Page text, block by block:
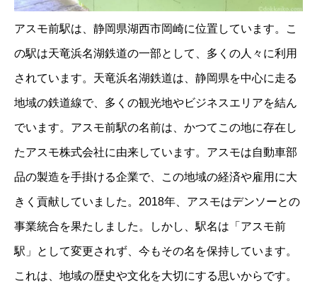
アスモ前駅は、静岡県湖西市岡崎に位置しています。こ
の駅は天竜浜名湖鉄道の一部として、多くの人々に利用
されています。天竜浜名湖鉄道は、静岡県を中心に走る
地域の鉄道線で、多くの観光地やビジネスエリアを結ん
でいます。アスモ前駅の名前は、かつてこの地に存在し
たアスモ株式会社に由来しています。アスモは自動車部
品の製造を手掛ける企業で、この地域の経済や雇用に大
きく貢献していました。2018年、アスモはデンソーとの
事業統合を果たしました。しかし、駅名は「アスモ前
駅」として変更されず、今もその名を保持しています。
これは、地域の歴史や文化を大切にする思いからです。